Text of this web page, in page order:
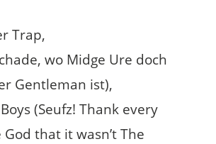
Trap,
wo Midge Ure doch
Gentleman ist),
(Seufz! Thank every
that it wasn’t The